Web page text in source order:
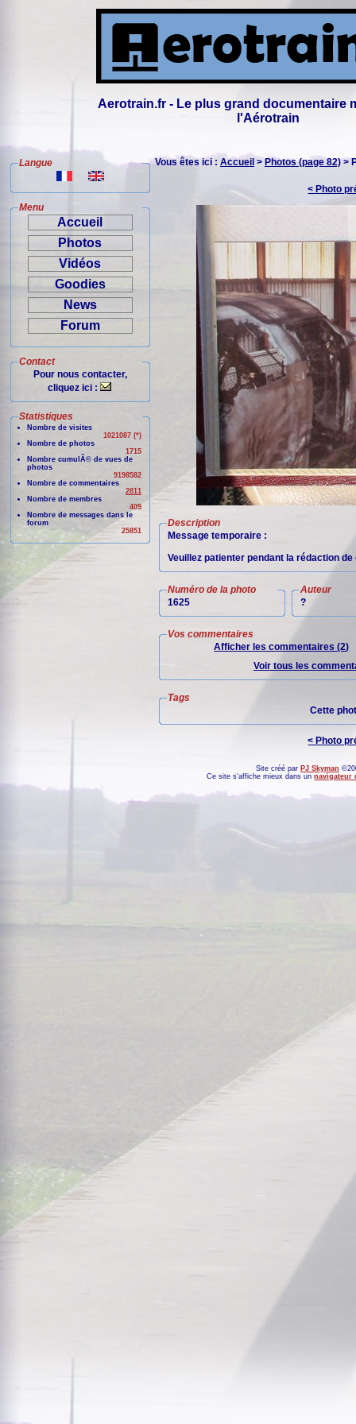
Aerotrain.fr - Le plus grand documentaire
l'Aérotrain
Langue
Menu
Accueil
Photos
Vidéos
Goodies
News
Forum
Contact
Pour nous contacter,
cliquez ici :
Statistiques
Nombre de visites
1021087 (*)
Nombre de photos
1715
Nombre cumulÃ© de vues de
photos
9198582
Nombre de commentaires
2811
Nombre de membres
409
Nombre de messages dans le
forum
25851
Vous êtes ici : Accueil > Photos (page 82) >
< Photo
Description
Message temporaire :
Veuillez patienter pendant la rédaction
Numéro de la photo
1625
Auteur
?
Vos commentaires
Afficher les commentaires (2)
Voir tous les
Tags
Cette
< Photo
Site créé par PJ Skyman
Ce site s'affiche mieux dans unnavigateur